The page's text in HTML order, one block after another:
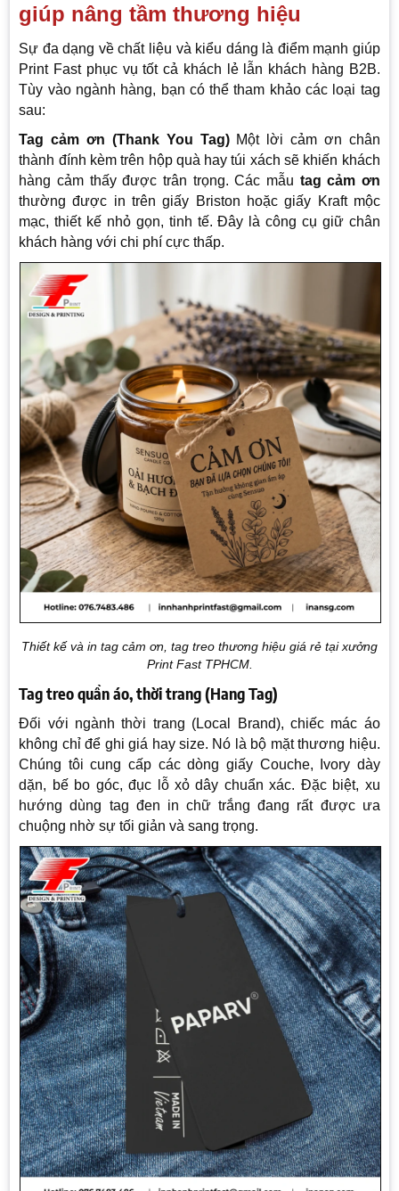
giúp nâng tầm thương hiệu
Sự đa dạng về chất liệu và kiểu dáng là điểm mạnh giúp
Print Fast phục vụ tốt cả khách lẻ lẫn khách hàng B2B.
Tùy vào ngành hàng, bạn có thể tham khảo các loại tag
sau:
Tag cảm ơn (Thank You Tag)Một lời cảm ơn chân
thành đính kèm trên hộp quà hay túi xách sẽ khiến khách
hàng cảm thấy được trân trọng. Các mẫu tag cảm ơn
thường được in trên giấy Briston hoặc giấy Kraft mộc
mạc, thiết kế nhỏ gọn, tinh tế. Đây là công cụ giữ chân
khách hàng với chi phí cực thấp.
Thiết kế và in tag cảm ơn, tag treo thương hiệu giá rẻ tại xưởng
Print Fast TPHCM.
Tag treo quần áo, thời trang (Hang Tag)
Đối với ngành thời trang (Local Brand), chiếc mác áo
không chỉ để ghi giá hay size. Nó là bộ mặt thương hiệu.
Chúng tôi cung cấp các dòng giấy Couche, Ivory dày
dặn, bế bo góc, đục lỗ xỏ dây chuẩn xác. Đặc biệt, xu
hướng dùng tag đen in chữ trắng đang rất được ưa
chuộng nhờ sự tối giản và sang trọng.